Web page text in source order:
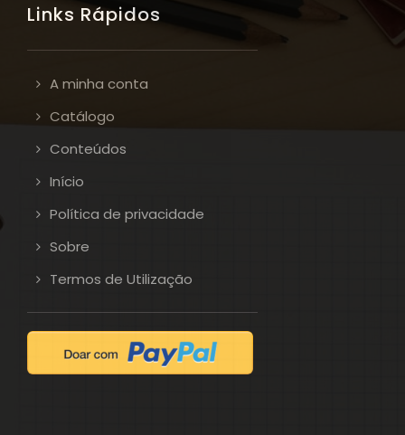
Links Rápidos
A minha conta
Catálogo
Conteúdos
Início
Política de privacidade
Sobre
Termos de Utilização